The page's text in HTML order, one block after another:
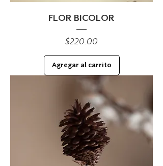
FLOR BICOLOR
Precio
$220.00
Agregar al carrito